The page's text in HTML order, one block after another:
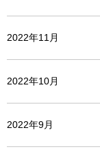
2022年11月
2022年10月
2022年9月